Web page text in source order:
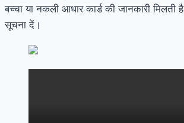
बच्चा या नकली आधार कार्ड की जानकारी मिलती
सूचना दें।